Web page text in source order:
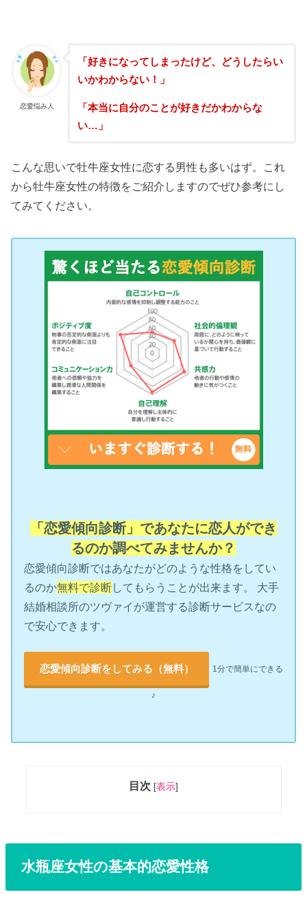
恋愛悩み人
「好きになってしまったけど、どうしたらい
いかわからない！」
「本当に自分のことが好きだかわからな
い…」
こんな思いで牡牛座女性に恋する男性も多いはず。これ
から牡牛座女性の特徴をご紹介しますのでぜひ参考にし
てみてください。
「恋愛傾向診断」であなたに恋人ができ
るのか調べてみませんか？
恋愛傾向診断ではあなたがどのような性格をしてい
るのか無料で診断してもらうことが出来ます。 大手
結婚相談所のツヴァイが運営する診断サービスなの
で安心できます。
恋愛傾向診断をしてみる（無料） 1分で簡単にできる
♪
目次 [表示]
水瓶座女性の基本的恋愛性格